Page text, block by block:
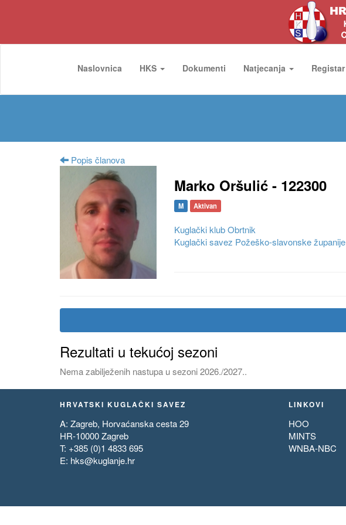
Naslovnica HKS Dokumenti Natjecanja Registar
Popis članova
Marko Oršulić - 122300
M Aktivan
Kuglački klub Obrtnik
Kuglački savez Požeško-slavonske županije
Rezultati u tekućoj sezoni
Nema zabilježenih nastupa u sezoni 2026./2027..
HRVATSKI KUGLAČKI SAVEZ
A: Zagreb, Horvaćanska cesta 29
HR-10000 Zagreb
T: +385 (0)1 4833 695
E: hks@kuglanje.hr
LINKOVI
HOO
MINTS
WNBA-NBC